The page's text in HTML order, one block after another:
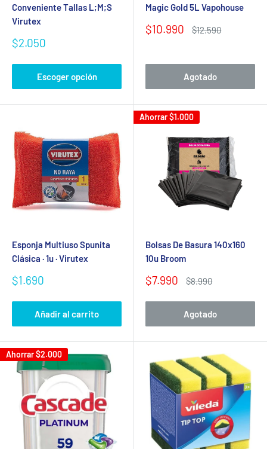
Conveniente Tallas L;M;S
Virutex
Precio
venta
$2.050
Escoger opción
Magic Gold 5L Vapohouse
Precio
$10.990
Precio
$12.590
Agotado
Esponja Multiuso Spunita
Clásica · 1u · Virutex
Precio
venta
$1.690
Añadir al carrito
Ahorrar$1.000
Bolsas De Basura 140x160
10u Broom
Precio
venta
$7.990
Precio
$8.990
Agotado
Ahorrar$2.000